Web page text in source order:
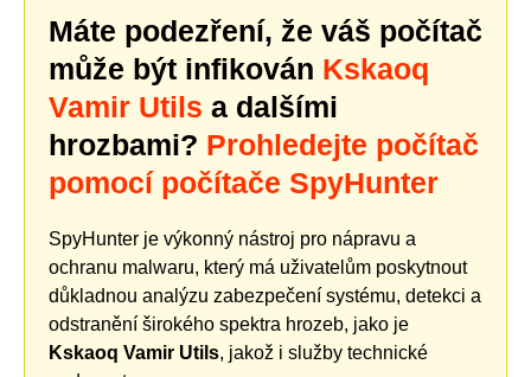
Máte podezření, že váš počítač
může být infikován Kskaoq
Vamir Utils a dalšími
hrozbami? Prohledejte počítač
pomocí počítače SpyHunter
SpyHunter je výkonný nástroj pro nápravu a
ochranu malwaru, který má uživatelům poskytnout
důkladnou analýzu zabezpečení systému, detekci a
odstranění širokého spektra hrozeb, jako je
Kskaoq Vamir Utils, jakož i služby technické